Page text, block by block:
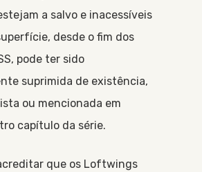
a salvo e inacessíveis
desde o fim dos
pode ter sido
suprimida de existência,
ou mencionada em
capítulo da série.
que os Loftwings